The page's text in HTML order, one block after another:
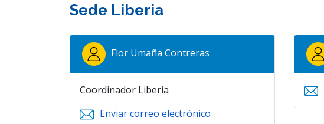
Sede Liberia
Flor Umaña Contreras
Coordinador Liberia
Enviar correo electrónico